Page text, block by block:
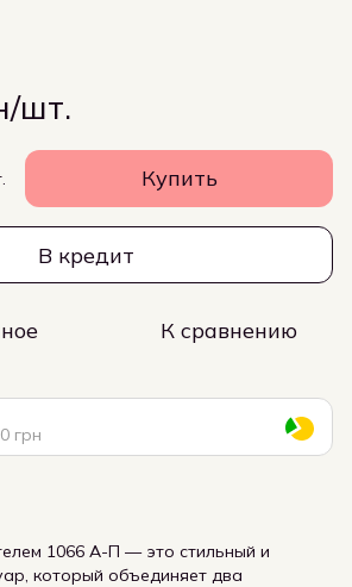
шт.
Купить
В кредит
К сравнению
грн
1066 А-П — это стильный и
который объединяет два